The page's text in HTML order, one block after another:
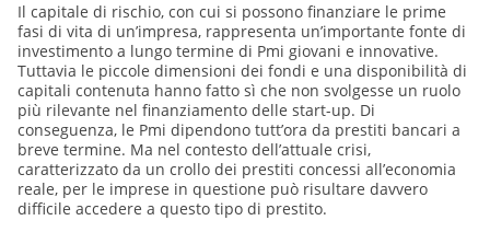
Il capitale di rischio, con cui si possono finanziare le prime
fasi di vita di un’impresa, rappresenta un’importante fonte di
investimento a lungo termine di Pmi giovani e innovative.
Tuttavia le piccole dimensioni dei fondi e una disponibilità di
capitali contenuta hanno fatto sì che non svolgesse un ruolo
più rilevante nel finanziamento delle start-up. Di
conseguenza, le Pmi dipendono tutt’ora da prestiti bancari a
breve termine. Ma nel contesto dell’attuale crisi,
caratterizzato da un crollo dei prestiti concessi all’economia
reale, per le imprese in questione può risultare davvero
difficile accedere a questo tipo di prestito.